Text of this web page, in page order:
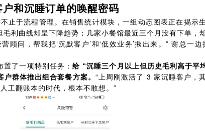
和沉睡订单的唤醒密码
止于流程管理。在销售统计模块，一组动态图表正在揭示
利曲线却呈下降趋势；几家小餐馆最近三个月没有下单，
顾问，帮我把‘沉默客户’和‘低效业务’揪出来。” 谢总一
了一项特别任务： 给 “沉睡三个月以上但历史毛利高于平
群体推出组合套餐方案。 “上周刚激活了 3 家沉睡客户，
翻账本的时代，根本不敢想。”